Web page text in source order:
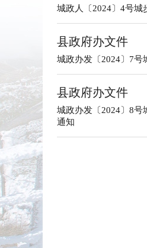
城政人〔2024〕4号城
县政府办文件
城政办发〔2024〕7号
县政府办文件
城政办发〔2024〕8
通知